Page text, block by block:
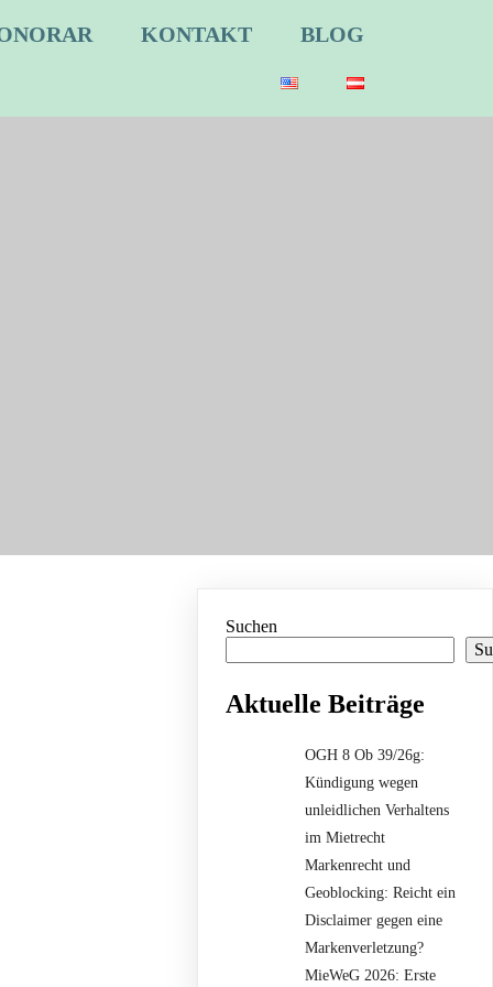
KONTAKT BLOG
Suchen
Aktuelle Beiträge
OGH 8 Ob 39/26g:
Kündigung wegen
unleidlichen Verhaltens
im Mietrecht
Markenrecht und
Geoblocking: Reicht ein
Disclaimer gegen eine
Markenverletzung?
MieWeG 2026: Erste